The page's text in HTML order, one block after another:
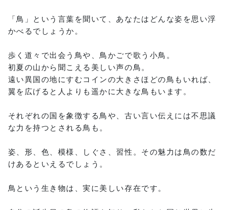
「鳥」という言葉を聞いて、あなたはどんな姿を思い浮
かべるでしょうか。
歩く道々で出会う鳥や、鳥かごで歌う小鳥。
初夏の山から聞こえる美しい声の鳥。
遠い異国の地にすむコインの大きさほどの鳥もいれば、
翼を広げると人よりも遥かに大きな鳥もいます。
それぞれの国を象徴する鳥や、古い言い伝えには不思議
な力を持つとされる鳥も。
姿、形、色、模様、しぐさ、習性。その魅力は鳥の数だ
けあるといえるでしょう。
鳥という生き物は、実に美しい存在です。